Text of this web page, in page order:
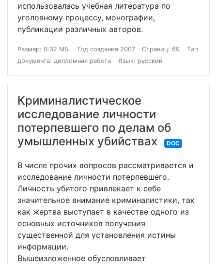
использовалась учебная литература по
уголовному процессу, монографии,
публикации различных авторов.
Размер: 0.32 МБ. Год создания 2007 Страниц: 69
Тип
документа: дипломная работа
Язык: русский
Криминалистическое
исследование личности
потерпевшего по делам об
умышленных убийствах
DOC
В числе прочих вопросов рассматривается и
исследование личности потерпевшего.
Личность убитого привлекает к себе
значительное внимание криминалистики, так
как жертва выступает в качестве одного из
основных источников получения
существенной для установления истины
информации.
Вышеизложенное обусловливает